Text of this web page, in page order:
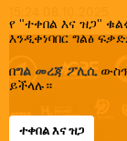
የ "ተቀበል እና ዝጋ"
እንዲቀነባበር ግልፅ
በግል መረጃ ፖሊሲ
ይችላሉ።
ተቀበል እና ዝጋ